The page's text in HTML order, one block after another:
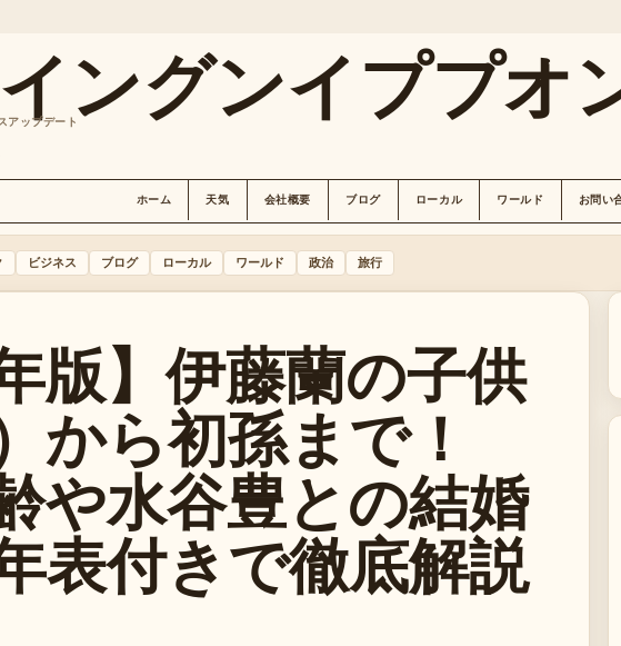
ングンイププオ
アップデート
ホーム 天気 会社概要 ブログ ローカル ワールド お問い
ビジネス ブログ ローカル ワールド 政治 旅行
年版】伊藤蘭の子供
から初孫まで！
や水谷豊との結婚
表付きで徹底解説